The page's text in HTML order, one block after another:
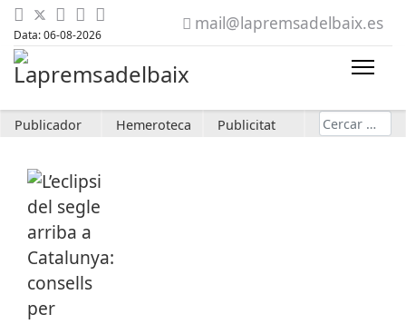
Data: 06-08-2026
mail@lapremsadelbaix.es
Publicador Hemeroteca Publicitat Cerca